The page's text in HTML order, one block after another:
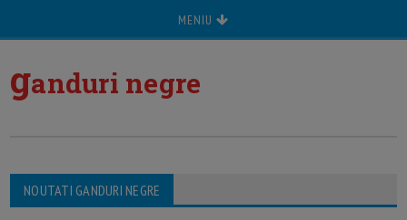
MENIU
ganduri negre
NOUTATI GANDURI NEGRE